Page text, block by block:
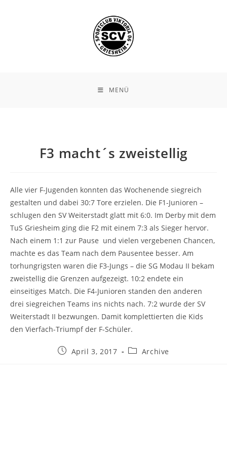
MENÜ
F3 macht´s zweistellig
Alle vier F-Jugenden konnten das Wochenende siegreich
gestalten und dabei 30:7 Tore erzielen. Die F1-Junioren –
schlugen den SV Weiterstadt glatt mit 6:0. Im Derby mit dem
TuS Griesheim ging die F2 mit einem 7:3 als Sieger hervor.
Nach einem 1:1 zur Pause und vielen vergebenen Chancen,
machte es das Team nach dem Pausentee besser. Am
torhungrigsten waren die F3-Jungs – die SG Modau II bekam
zweistellig die Grenzen aufgezeigt. 10:2 endete ein
einseitiges Match. Die F4-Junioren standen den anderen
drei siegreichen Teams ins nichts nach. 7:2 wurde der SV
Weiterstadt II bezwungen. Damit komplettierten die Kids
den Vierfach-Triumpf der F-Schüler.
BeitragApril 3, 2017
Beitrags-
Archive